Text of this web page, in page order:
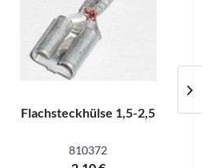
Flachsteckhülse 1,5-2,5
810372